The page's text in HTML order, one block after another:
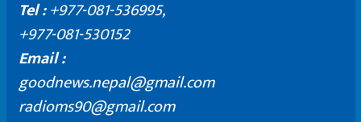
Tel :+977-081-536995,
+977-081-530152
Email :
goodnews.nepal@gmail.com
radioms90@gmail.com